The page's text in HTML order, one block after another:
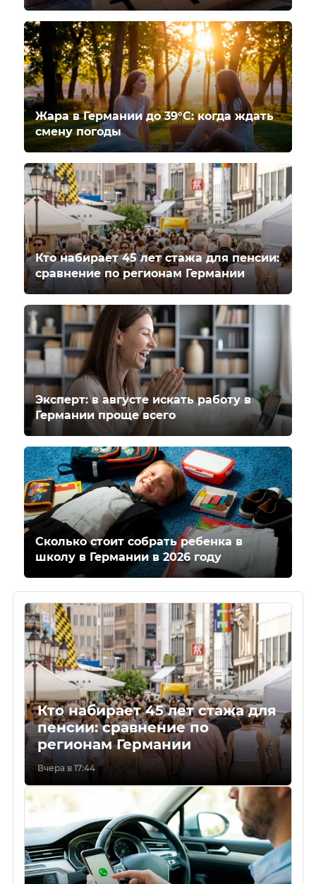
Жара в Германии до 39°C: когда ждать
смену погоды
Кто набирает 45 лет стажа для пенсии:
сравнение по регионам Германии
Эксперт: в августе искать работу в
Германии проще всего
Сколько стоит собрать ребенка в
школу в Германии в 2026 году
Кто набирает 45 лет стажа для
пенсии: сравнение по
регионам Германии
Вчера в 17:44